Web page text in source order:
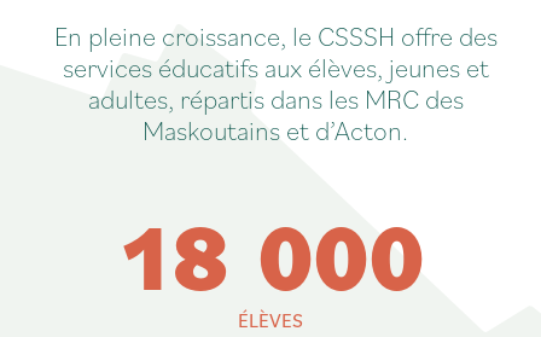
En pleine croissance, le CSSSH offre des
services éducatifs aux élèves, jeunes et
adultes, répartis dans les MRC des
Maskoutains et d’Acton.
18 000
ÉLÈVES